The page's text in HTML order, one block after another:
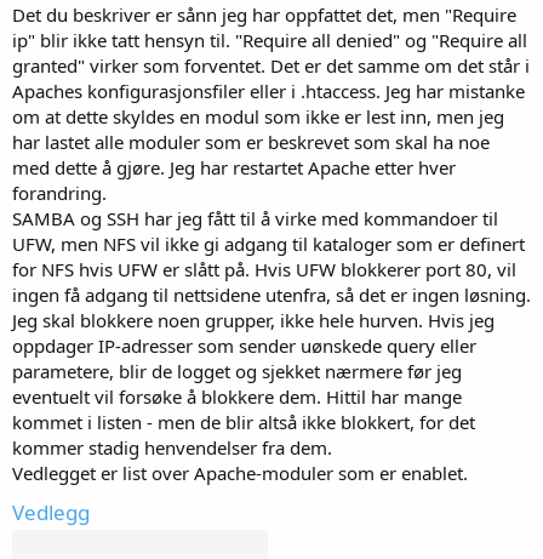
Det du beskriver er sånn jeg har oppfattet det, men "Require
ip" blir ikke tatt hensyn til. "Require all denied" og "Require all
granted" virker som forventet. Det er det samme om det står i
Apaches konfigurasjonsfiler eller i .htaccess. Jeg har mistanke
om at dette skyldes en modul som ikke er lest inn, men jeg
har lastet alle moduler som er beskrevet som skal ha noe
med dette å gjøre. Jeg har restartet Apache etter hver
forandring.
SAMBA og SSH har jeg fått til å virke med kommandoer til
UFW, men NFS vil ikke gi adgang til kataloger som er definert
for NFS hvis UFW er slått på. Hvis UFW blokkerer port 80, vil
ingen få adgang til nettsidene utenfra, så det er ingen løsning.
Jeg skal blokkere noen grupper, ikke hele hurven. Hvis jeg
oppdager IP-adresser som sender uønskede query eller
parametere, blir de logget og sjekket nærmere før jeg
eventuelt vil forsøke å blokkere dem. Hittil har mange
kommet i listen - men de blir altså ikke blokkert, for det
kommer stadig henvendelser fra dem.
Vedlegget er list over Apache-moduler som er enablet.
Vedlegg